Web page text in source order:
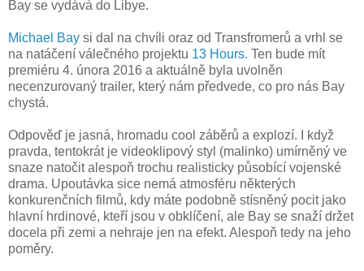
Bay se vydává do Libye.
Michael Bay si dal na chvíli oraz od Transfromerů a vrhl se
na natáčení válečného projektu 13 Hours. Ten bude mít
premiéru 4. února 2016 a aktuálně byla uvolněn
necenzurovaný trailer, který nám předvede, co pro nás Bay
chystá.
Odpověď je jasná, hromadu cool záběrů a explozí. I když
pravda, tentokrát je videoklipový styl (malinko) umírněný ve
snaze natočit alespoň trochu realisticky působící vojenské
drama. Upoutávka sice nemá atmosféru některých
konkurenčních filmů, kdy máte podobně stísněný pocit jako
hlavní hrdinové, kteří jsou v obklíčení, ale Bay se snaží držet
docela při zemi a nehraje jen na efekt. Alespoň tedy na jeho
poměry.